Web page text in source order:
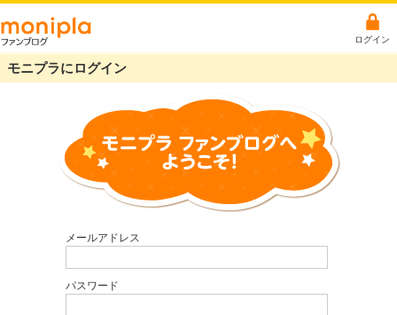
ログイン
モニプラにログイン
メールアドレス
パスワード